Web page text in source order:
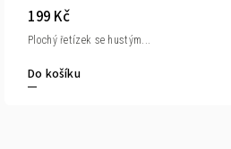
199 Kč
Do košíku
Plochý řetízek se hustým...